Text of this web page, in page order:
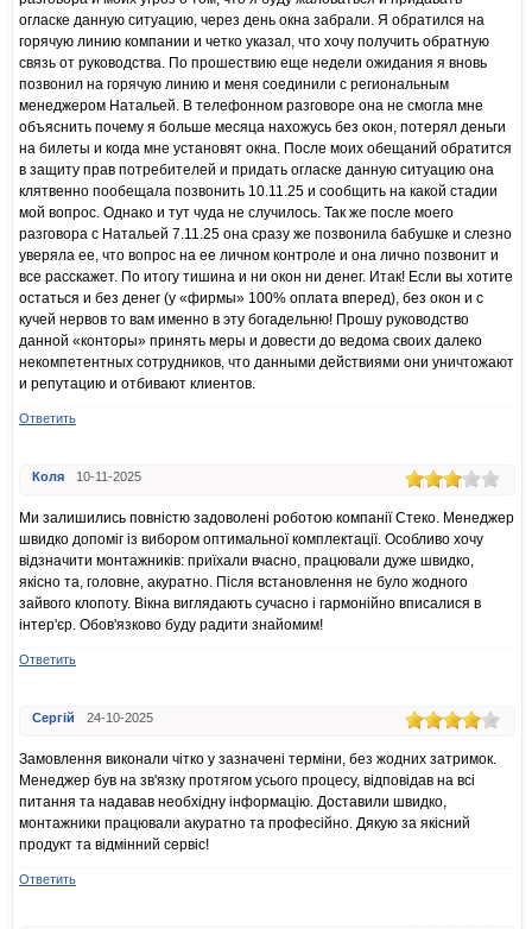
огласке данную ситуацию, через день окна забрали. Я обратился на
горячую линию компании и четко указал, что хочу получить обратную
связь от руководства. По прошествию еще недели ожидания я вновь
позвонил на горячую линию и меня соединили с региональным
менеджером Натальей. В телефонном разговоре она не смогла мне
объяснить почему я больше месяца нахожусь без окон, потерял деньги
на билеты и когда мне установят окна. После моих обещаний обратится
в защиту прав потребителей и придать огласке данную ситуацию она
клятвенно пообещала позвонить 10.11.25 и сообщить на какой стадии
мой вопрос. Однако и тут чуда не случилось. Так же после моего
разговора с Натальей 7.11.25 она сразу же позвонила бабушке и слезно
уверяла ее, что вопрос на ее личном контроле и она лично позвонит и
все расскажет. По итогу тишина и ни окон ни денег. Итак! Если вы хотите
остаться и без денег (у «фирмы» 100% оплата вперед), без окон и с
кучей нервов то вам именно в эту богадельню! Прошу руководство
данной «конторы» принять меры и довести до ведома своих далеко
некомпетентных сотрудников, что данными действиями они уничтожают
и репутацию и отбивают клиентов.
Ответить
Коля 10-11-2025
Ми залишились повністю задоволені роботою компанії Стеко. Менеджер
швидко допоміг із вибором оптимальної комплектації. Особливо хочу
відзначити монтажників: приїхали вчасно, працювали дуже швидко,
якісно та, головне, акуратно. Після встановлення не було жодного
зайвого клопоту. Вікна виглядають сучасно і гармонійно вписалися в
інтер'єр. Обов'язково буду радити знайомим!
Ответить
Сергій 24-10-2025
Замовлення виконали чітко у зазначені терміни, без жодних затримок.
Менеджер був на зв'язку протягом усього процесу, відповідав на всі
питання та надавав необхідну інформацію. Доставили швидко,
монтажники працювали акуратно та професійно. Дякую за якісний
продукт та відмінний сервіс!
Ответить